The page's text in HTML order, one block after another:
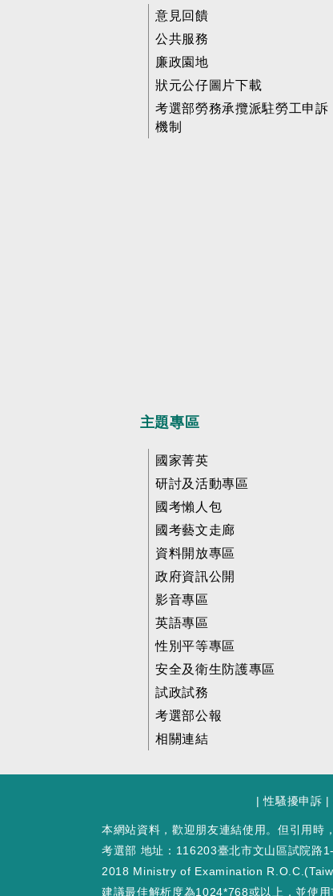
意見回饋
公共服務
廉政園地
狀元公仔圖片下載
考選部勞務承攬派駐勞工申訴
機制
主題專區
國家菁英
研討及活動專區
國考懶人包
國考藝文走廊
資料開放專區
政府資訊公開
影音專區
英語專區
性別平等專區
安全及衛生防護專區
試政試務
考選部公報
相關連結
|性騷擾申訴 |
本網站資料，歡迎朋友連結使用。但引用時
考選部 地址：116203臺北市文山區試院路
2018 Ministry of Examination
建議最佳解析度為1024*768或以上，並使